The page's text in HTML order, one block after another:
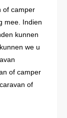
of camper
mee. Indien
kunnen
we u
of camper
of